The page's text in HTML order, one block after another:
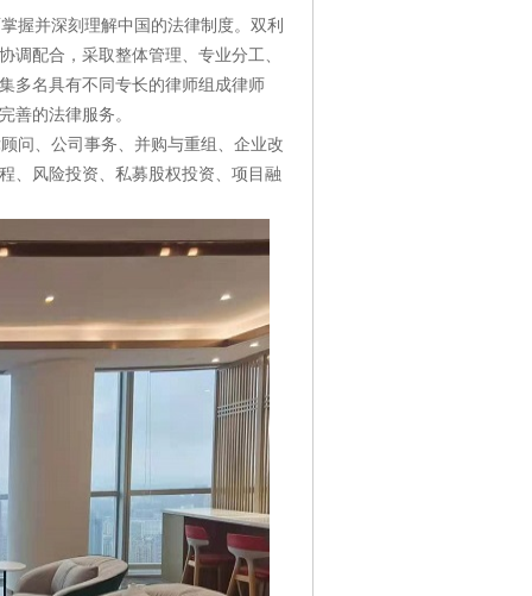
并深刻理解中国的法律制度。双利
配合，采取整体管理、专业分工、
多名具有不同专长的律师组成律师
善的法律服务。
问、公司事务、并购与重组、企业改
、风险投资、私募股权投资、项目融